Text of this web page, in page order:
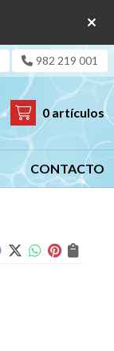
982 219 001
0 artículos
CONTACTO